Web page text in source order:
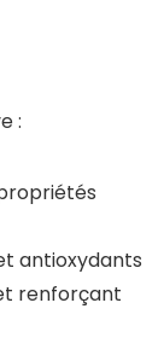
:
antioxydants
renforçant